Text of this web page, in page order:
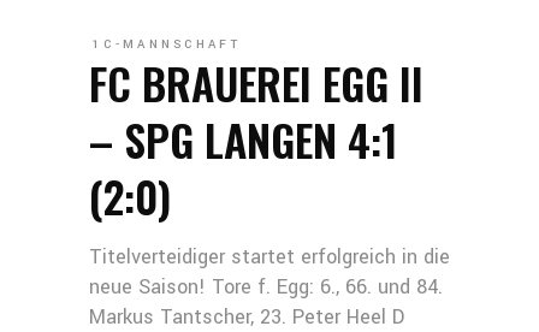
1C-MANNSCHAFT
FC BRAUEREI EGG II
– SPG LANGEN 4:1
(2:0)
Titelverteidiger startet erfolgreich in die
neue Saison! Tore f. Egg: 6., 66. und 84.
Markus Tantscher, 23. Peter Heel D